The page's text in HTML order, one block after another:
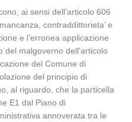
ai sensi dell’articolo 606
contraddittorieta’ e
e l’erronea applicazione
malgoverno dell’articolo
del Comune di
del principio di
al riguardo, che la particella
E1 dal Piano di
annoverata tra le